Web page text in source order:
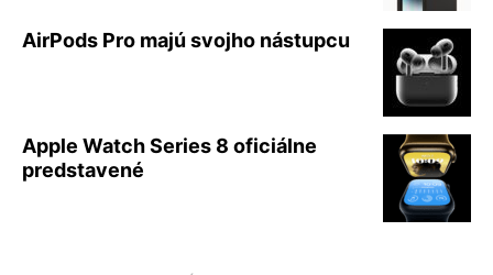
AirPods Pro majú svojho nástupcu
Apple Watch Series 8 oficiálne
predstavené